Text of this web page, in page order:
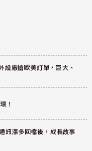
廠搶歐美訂單，巨大、
！
訊漲多回檔後，成長故事